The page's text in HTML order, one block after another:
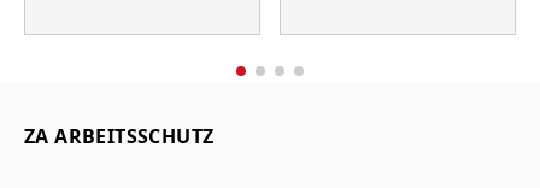
ZA ARBEITSSCHUTZ